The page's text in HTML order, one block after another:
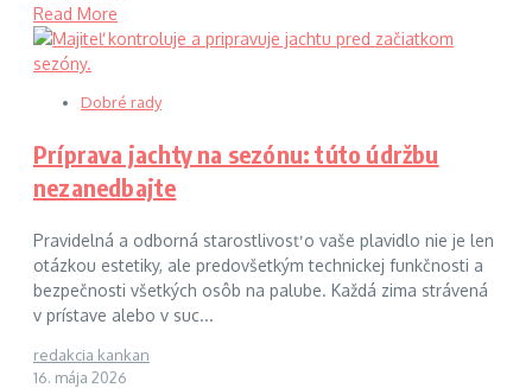
Read More
Dobré rady
Príprava jachty na sezónu: túto údržbu
nezanedbajte
Pravidelná a odborná starostlivosť o vaše plavidlo nie je len
otázkou estetiky, ale predovšetkým technickej funkčnosti a
bezpečnosti všetkých osôb na palube. Každá zima strávená
v prístave alebo v suc...
redakcia kankan
16. mája 2026